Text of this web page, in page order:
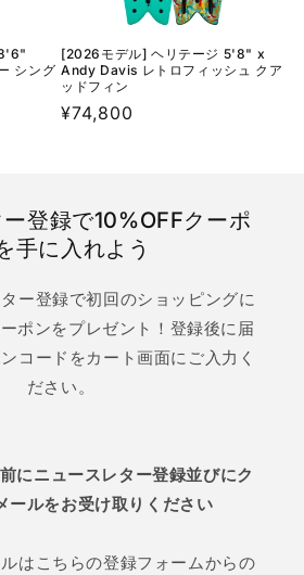
シング
[2026モデル] ヘリテージ 5'8" x
Andy Davis レトロフィッシュ クア
ッドフィン
通
¥74,800
登録で10%OFFクーポ
手に入れよう
ー登録で初回のショッピングに
ポンをプレゼント！登録後に届
コードをカート画面にご入力く
ださい。
にニュースレター登録並びにク
ールをお受け取りください
はこちらの登録フォームからの